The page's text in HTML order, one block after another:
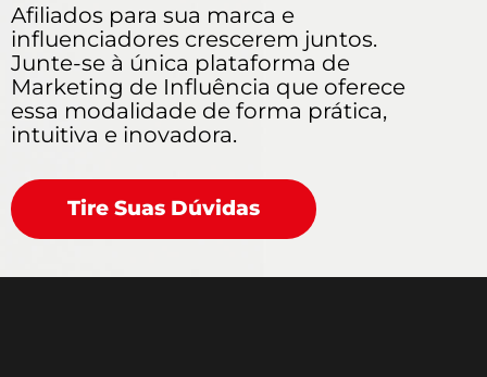
Afiliados para sua marca e
influenciadores crescerem juntos.
Junte-se à única plataforma de
Marketing de Influência que oferece
essa modalidade de forma prática,
intuitiva e inovadora.
Tire Suas Dúvidas